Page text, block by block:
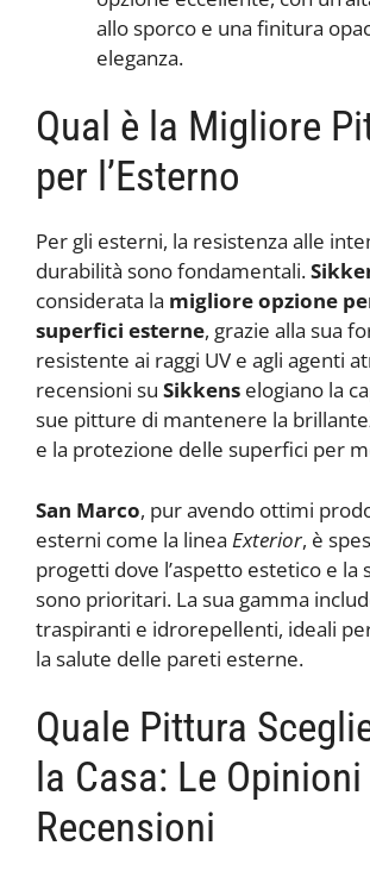
allo sporco e una finitura
eleganza.
Qual è la Migliore
per l’Esterno
Per gli esterni, la resistenza alle
durabilità sono fondamentali.
considerata la migliore opzione
superfici esterne, grazie alla sua
resistente ai raggi UV e agli agenti
recensioni su Sikkens elogiano la
sue pitture di mantenere la
e la protezione delle superfici per
San Marco, pur avendo ottimi
esterni come la linea Exterior, è
progetti dove l’aspetto estetico e la
sono prioritari. La sua gamma
traspiranti e idrorepellenti, ideali
la salute delle pareti esterne.
Quale Pittura
la Casa: Le Opinioni
Recensioni